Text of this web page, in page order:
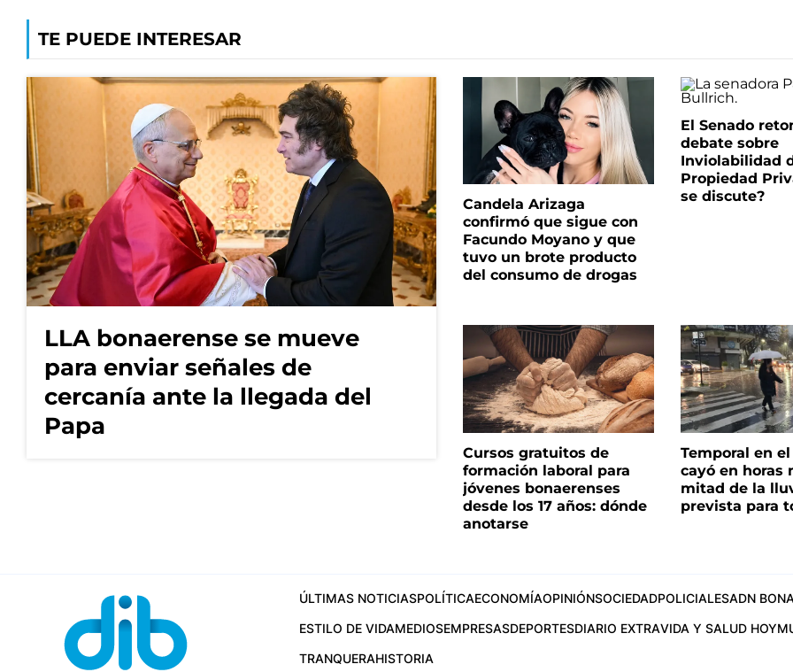
TE PUEDE INTERESAR
LLA bonaerense se mueve
para enviar señales de
cercanía ante la llegada del
Papa
Candela Arizaga
confirmó que sigue con
Facundo Moyano y que
tuvo un brote producto
del consumo de drogas
El Senado
debate sobre
Inviolabilidad
Propiedad
se discute?
Cursos gratuitos de
formación laboral para
jóvenes bonaerenses
desde los 17 años: dónde
anotarse
Temporal en el
cayó en horas
mitad de la
prevista para
ÚLTIMAS NOTICIASPOLÍTICAECONOMÍAOPINIÓNSOCIEDADPOLICIALESADN
ESTILO DE VIDAMEDIOSEMPRESASDEPORTESDIARIO EXTRAVIDA Y SALUD HOY
TRANQUERAHISTORIA